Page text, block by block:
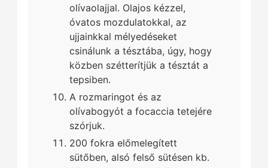
olívaolajjal. Olajos kézzel,
óvatos mozdulatokkal, az
ujjainkkal mélyedéseket
csinálunk a tésztába, úgy, hogy
közben szétterítjük a tésztát a
tepsiben.
A rozmaringot és az
olívabogyót a focaccia tetejére
szórjuk.
200 fokra előmelegített
sütőben, alsó felső sütésen kb.